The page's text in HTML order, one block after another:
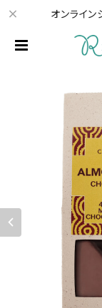
オンライ